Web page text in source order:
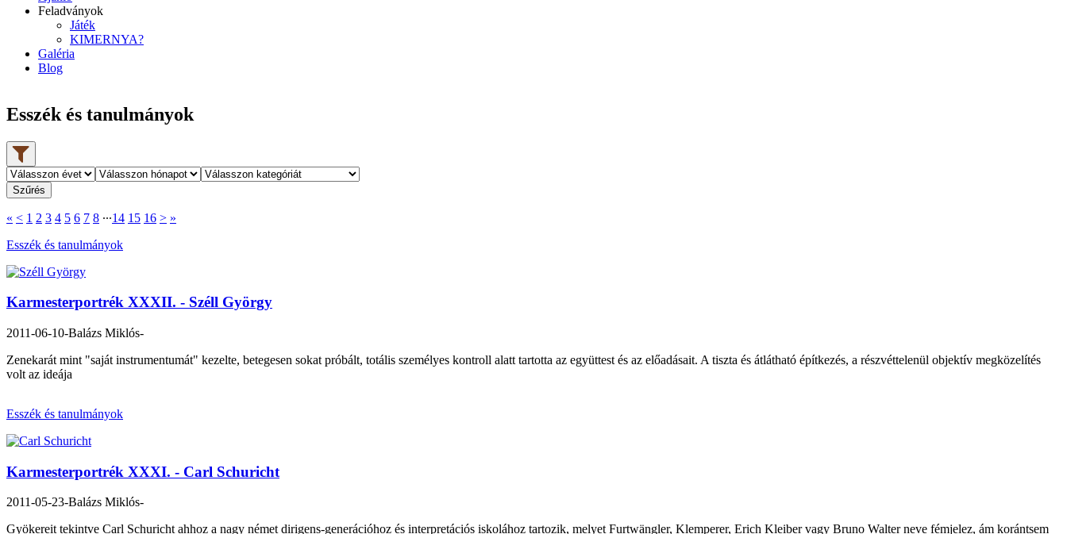
Feladványok
Játék
KIMERNYA?
Galéria
Blog
Esszék és tanulmányok

« < 1 2 3 4 5 6 7 8 ∙∙∙14 15 16 > »
Esszék és tanulmányok
Karmesterportrék XXXII. - Széll György
2011-06-10-Balázs Miklós-
Zenekarát mint "saját instrumentumát" kezelte, betegesen sokat próbált, totális személyes kontroll alatt tartotta az együttest és az előadásait. A tiszta és átlátható építkezés, a részvéttelenül objektív megközelítés
volt az ideája
Esszék és tanulmányok
Karmesterportrék XXXI. - Carl Schuricht
2011-05-23-Balázs Miklós-
Gyökereit tekintve Carl Schuricht ahhoz a nagy német dirigens-generációhoz és interpretációs iskolához tartozik, melyet Furtwängler, Klemperer, Erich Kleiber vagy Bruno Walter neve fémjelez, ám korántsem